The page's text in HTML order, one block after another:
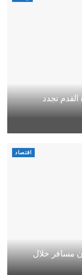
القدم تجدد
اقتصاد
يستقبل 1.22 مليون مسافر خلال